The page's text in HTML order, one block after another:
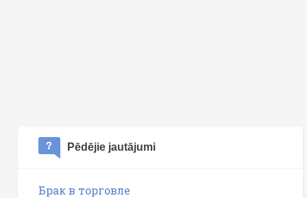
Pēdējie jautājumi
Брак в торговле